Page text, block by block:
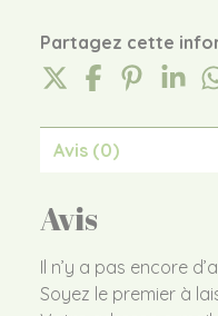
Partagez cette
Avis (0)
Avis
Il n’y a pas encore
Soyez le premier à